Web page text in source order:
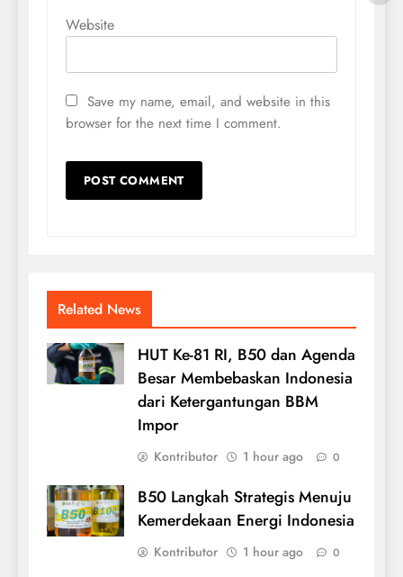
Website
Save my name, email, and website in this
browser for the next time I comment.
Related News
HUT Ke-81 RI, B50 dan Agenda
Besar Membebaskan Indonesia
dari Ketergantungan BBM
Impor
Kontributor 1 hour ago 0
B50 Langkah Strategis Menuju
Kemerdekaan Energi Indonesia
Kontributor 1 hour ago 0